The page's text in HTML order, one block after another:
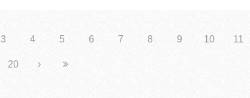
3 4 5 6 7 8 9 10 11
20